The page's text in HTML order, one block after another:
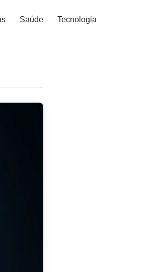
Saúde Tecnologia